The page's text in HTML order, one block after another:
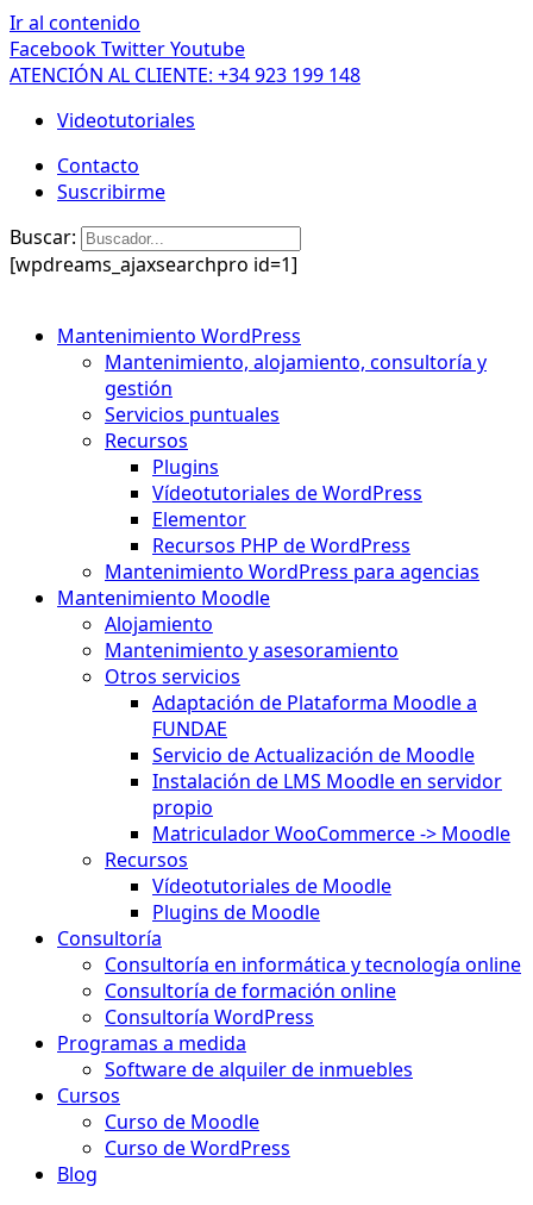
Ir al contenido
FacebookTwitterYoutube
ATENCIÓN AL CLIENTE: +34 923 199 148
Videotutoriales
Contacto
Suscribirme
Buscar:
[wpdreams_ajaxsearchpro id=1]
Mantenimiento WordPress
Mantenimiento, alojamiento, consultoría y
gestión
Servicios puntuales
Recursos
Plugins
Vídeotutoriales de WordPress
Elementor
Recursos PHP de WordPress
Mantenimiento WordPress para agencias
Mantenimiento Moodle
Alojamiento
Mantenimiento y asesoramiento
Otros servicios
Adaptación de Plataforma Moodle a
FUNDAE
Servicio de Actualización de Moodle
Instalación de LMS Moodle en servidor
propio
Matriculador WooCommerce -> Moodle
Recursos
Vídeotutoriales de Moodle
Plugins de Moodle
Consultoría
Consultoría en informática y tecnología online
Consultoría de formación online
Consultoría WordPress
Programas a medida
Software de alquiler de inmuebles
Cursos
Curso de Moodle
Curso de WordPress
Blog